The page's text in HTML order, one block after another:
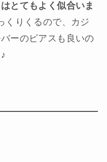
とてもよく似合いま
くりくるので、カジ
ーのピアスも良いの